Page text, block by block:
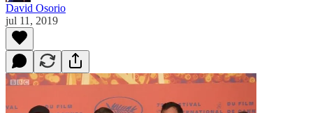
David Osorio
jul 11, 2019